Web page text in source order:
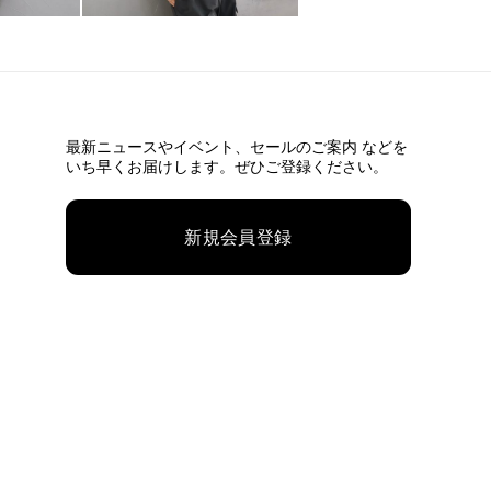
最新ニュースやイベント、 セールのご案内 などを
いち早くお届けします。ぜひご登録ください。
新規会員登録